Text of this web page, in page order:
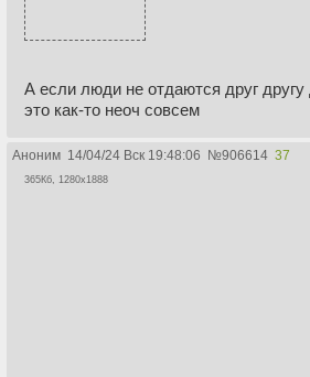
А если люди не отдаются друг другу
это как-то неоч совсем
Аноним 14/04/24 Вск 19:48:06 №906614 37
365Кб, 1280x1888